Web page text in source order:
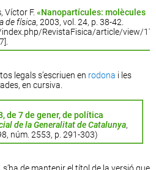
, Víctor F.«Nanopartícules: molècules
de física, 2003, vol. 24, p. 38-42.
RevistaFisica/article/view/
legals s’escriuen en rodona i les
en cursiva.
de 7 de gener, de política
de la Generalitat de Catalunya,
núm. 2553, p. 291-303)